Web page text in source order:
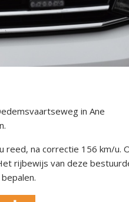
in Ane
reed, na correctie 156 km/u.
rijbewijs van deze